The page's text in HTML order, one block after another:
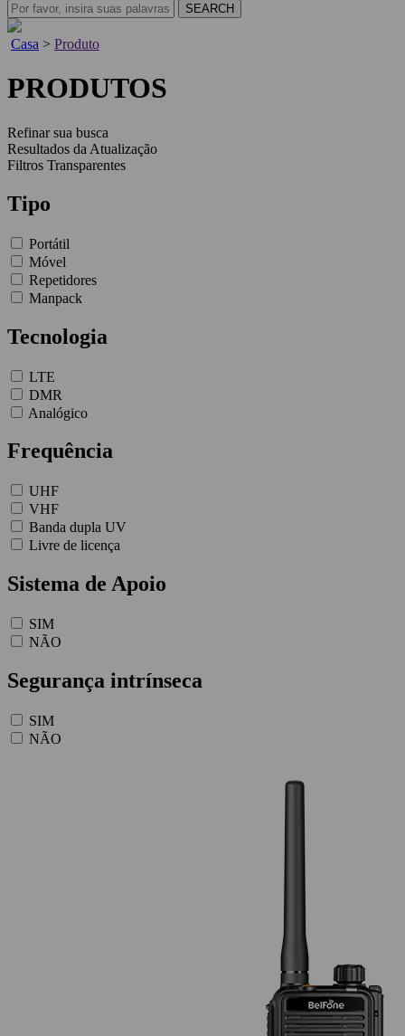
Casa > Produto
PRODUTOS
Refinar sua busca
Resultados da Atualização
Filtros Transparentes
Tipo
Portátil
Móvel
Repetidores
Manpack
Tecnologia
LTE
DMR
Analógico
Frequência
UHF
VHF
Banda dupla UV
Livre de licença
Sistema de Apoio
SIM
NÃO
Segurança intrínseca
SIM
NÃO